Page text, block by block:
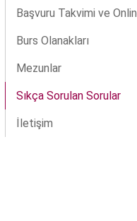
Başvuru Takvimi ve
Burs Olanakları
Mezunlar
Sıkça Sorulan Sorular
İletişim